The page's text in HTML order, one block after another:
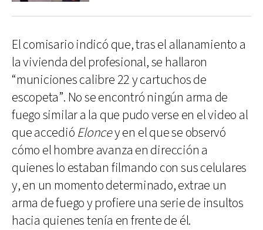
El comisario indicó que, tras el allanamiento a
la vivienda del profesional, se hallaron
“municiones calibre 22 y cartuchos de
escopeta”. No se encontró ningún arma de
fuego similar a la que pudo verse en el video al
que accedió Eloncey en el que se observó
cómo el hombre avanza en dirección a
quienes lo estaban filmando con sus celulares
y, en un momento determinado, extrae un
arma de fuego y profiere una serie de insultos
hacia quienes tenía en frente de él.